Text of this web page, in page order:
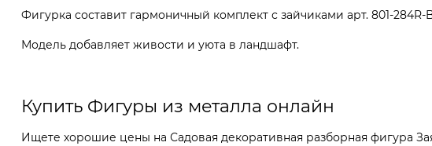
Фигурка составит гармоничный комплект с зайчиками арт. 801-284R-
Модель добавляет живости и уюта в ландшафт.
Купить Фигуры из металла онлайн
Ищете хорошие цены на Садовая декоративная разборная фигура